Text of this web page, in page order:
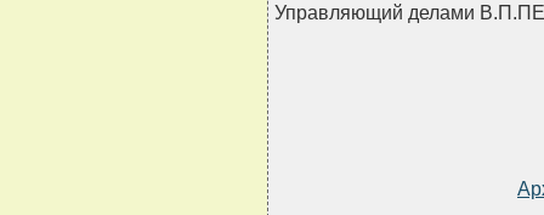
Управляющий делами